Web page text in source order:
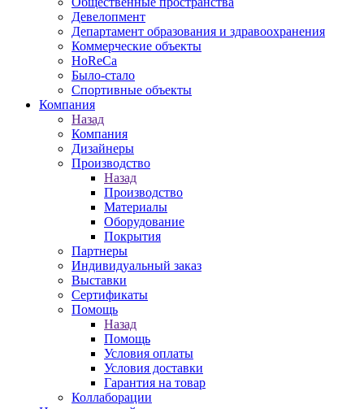
Девелопмент
Департамент образования и здравоохранения
Коммерческие объекты
HoReCa
Было-стало
Спортивные объекты
Компания
Назад
Компания
Дизайнеры
Производство
Назад
Производство
Материалы
Оборудование
Покрытия
Партнеры
Индивидуальный заказ
Выставки
Сертификаты
Помощь
Назад
Помощь
Условия оплаты
Условия доставки
Гарантия на товар
Коллаборации